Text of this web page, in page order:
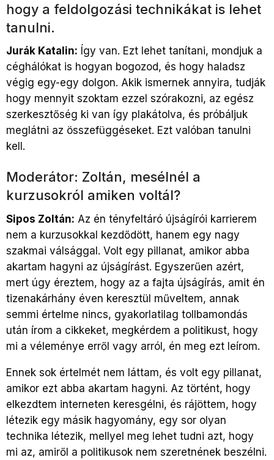
hogy a feldolgozási technikákat is lehet
tanulni.
Jurák Katalin: Így van. Ezt lehet tanítani, mondjuk a
céghálókat is hogyan bogozod, és hogy haladsz
végig egy-egy dolgon. Akik ismernek annyira, tudják
hogy mennyit szoktam ezzel szórakozni, az egész
szerkesztőség ki van így plakátolva, és próbáljuk
meglátni az összefüggéseket. Ezt valóban tanulni
kell.
Moderátor: Zoltán, mesélnél a
kurzusokról amiken voltál?
Sipos Zoltán: Az én tényfeltáró újságírói karrierem
nem a kurzusokkal kezdődött, hanem egy nagy
szakmai válsággal. Volt egy pillanat, amikor abba
akartam hagyni az újságírást. Egyszerűen azért,
mert úgy éreztem, hogy az a fajta újságírás, amit én
tizenakárhány éven keresztül műveltem, annak
semmi értelme nincs, gyakorlatilag tollbamondás
után írom a cikkeket, megkérdem a politikust, hogy
mi a véleménye erről vagy arról, én meg ezt leírom.
Ennek sok értelmét nem láttam, és volt egy pillanat,
amikor ezt abba akartam hagyni. Az történt, hogy
elkezdtem interneten keresgélni, és rájöttem, hogy
létezik egy másik hagyomány, egy sor olyan
technika létezik, mellyel meg lehet tudni azt, hogy
mi az, amiről a politikusok nem szeretnének beszélni.